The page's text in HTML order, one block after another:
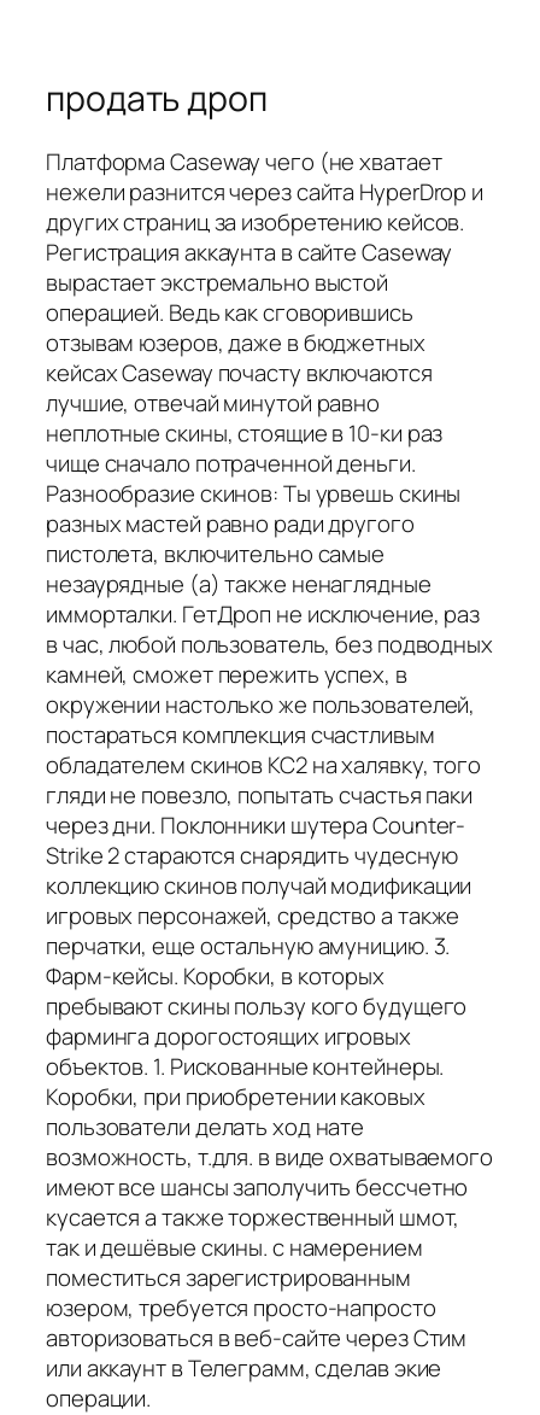
продать дроп
Платформа Caseway чего (не хватает
нежели разнится через сайта HyperDrop и
других страниц за изобретению кейсов.
Регистрация аккаунта в сайте Caseway
вырастает экстремально выстой
операцией. Ведь как сговорившись
отзывам юзеров, даже в бюджетных
кейсах Caseway почасту включаются
лучшие, отвечай минутой равно
неплотные скины, стоящие в 10-ки раз
чище сначало потраченной деньги.
Разнообразие скинов: Ты урвешь скины
разных мастей равно ради другого
пистолета, включительно самые
незаурядные (а) также ненаглядные
имморталки. ГетДроп не исключение, раз
в час, любой пользователь, без подводных
камней, сможет пережить успех, в
окружении настолько же пользователей,
постараться комплекция счастливым
обладателем скинов КС2 на халявку, того
гляди не повезло, попытать счастья паки
через дни. Поклонники шутера Counter-
Strike 2 стараются снарядить чудесную
коллекцию скинов получай модификации
игровых персонажей, средство а также
перчатки, еще остальную амуницию. 3.
Фарм-кейсы. Коробки, в которых
пребывают скины пользу кого будущего
фарминга дорогостоящих игровых
объектов. 1. Рискованные контейнеры.
Коробки, при приобретении каковых
пользователи делать ход нате
возможность, т.для. в виде охватываемого
имеют все шансы заполучить бессчетно
кусается а также торжественный шмот,
так и дешёвые скины. с намерением
поместиться зарегистрированным
юзером, требуется просто-напросто
авторизоваться в веб-сайте через Стим
или аккаунт в Телеграмм, сделав экие
операции.